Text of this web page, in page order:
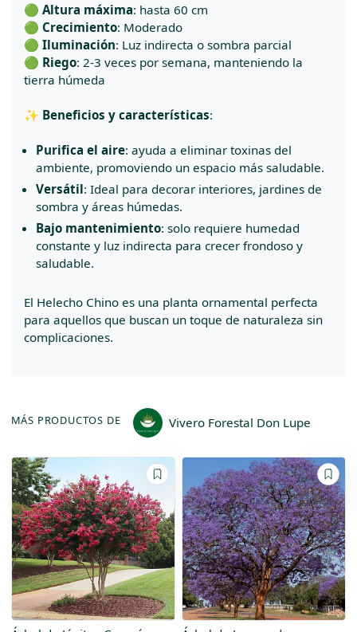
🟢 Altura máxima: hasta 60 cm
🟢 Crecimiento: Moderado
🟢 Iluminación: Luz indirecta o sombra parcial
🟢 Riego: 2-3 veces por semana, manteniendo la
tierra húmeda
✨ Beneficios y características:
Purifica el aire: ayuda a eliminar toxinas del
ambiente, promoviendo un espacio más saludable.
Versátil: Ideal para decorar interiores, jardines de
sombra y áreas húmedas.
Bajo mantenimiento: solo requiere humedad
constante y luz indirecta para crecer frondoso y
saludable.
El Helecho Chino es una planta ornamental perfecta
para aquellos que buscan un toque de naturaleza sin
complicaciones.
MÁS PRODUCTOS DE Vivero Forestal Don Lupe